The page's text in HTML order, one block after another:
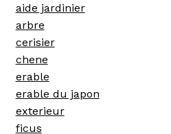
aide jardinier
arbre
cerisier
chene
erable
erable du japon
exterieur
ficus